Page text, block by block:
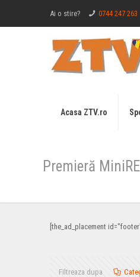
Ai o stire? 0744 247 263
Acasa ZTV.ro
Premieră
[the_ad_placement
Filtreaza dupa